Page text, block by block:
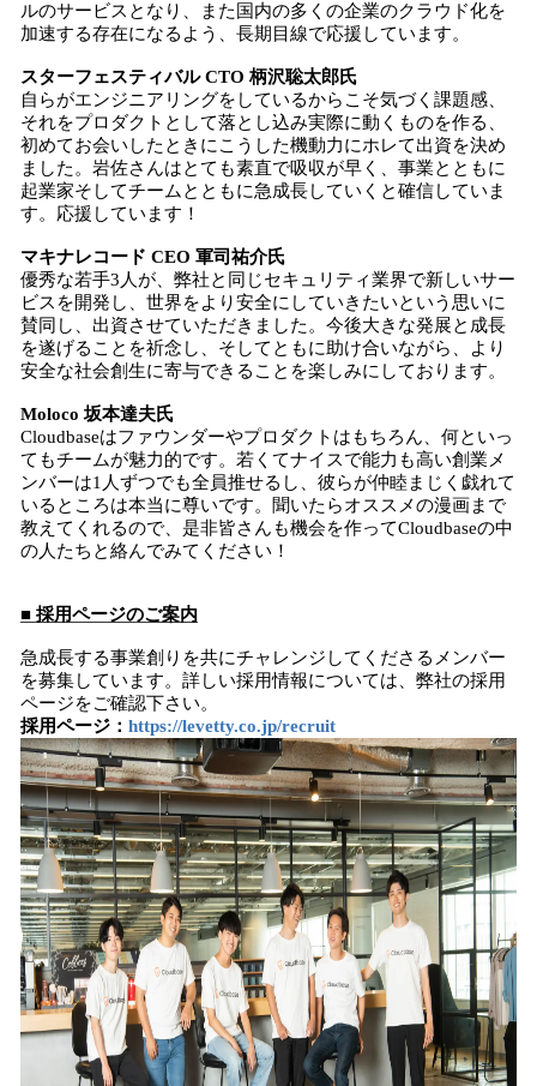
ルのサービスとなり、また国内の多くの企業のクラウド化を
加速する存在になるよう、長期目線で応援しています。
スターフェスティバル CTO 柄沢聡太郎氏
自らがエンジニアリングをしているからこそ気づく課題感、
それをプロダクトとして落とし込み実際に動くものを作る、
初めてお会いしたときにこうした機動力にホレて出資を決め
ました。岩佐さんはとても素直で吸収が早く、事業とともに
起業家そしてチームとともに急成長していくと確信していま
す。応援しています！
マキナレコード CEO 軍司祐介氏
優秀な若手3人が、弊社と同じセキュリティ業界で新しいサー
ビスを開発し、世界をより安全にしていきたいという思いに
賛同し、出資させていただきました。今後大きな発展と成長
を遂げることを祈念し、そしてともに助け合いながら、より
安全な社会創生に寄与できることを楽しみにしております。
Moloco 坂本達夫氏
Cloudbaseはファウンダーやプロダクトはもちろん、何といっ
てもチームが魅力的です。若くてナイスで能力も高い創業メ
ンバーは1人ずつでも全員推せるし、彼らが仲睦まじく戯れて
いるところは本当に尊いです。聞いたらオススメの漫画まで
教えてくれるので、是非皆さんも機会を作ってCloudbaseの中
の人たちと絡んでみてください！
■ 採用ページのご案内
急成長する事業創りを共にチャレンジしてくださるメンバー
を募集しています。詳しい採用情報については、弊社の採用
ページをご確認下さい。
採用ページ： https://levetty.co.jp/recruit